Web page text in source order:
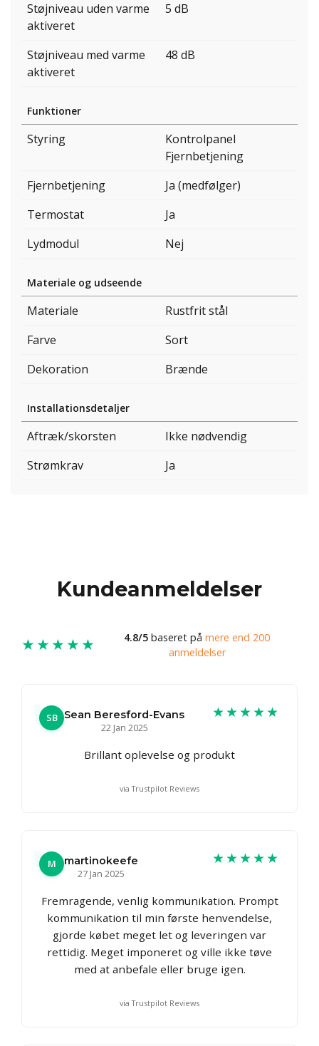
Støjniveau uden varme
aktiveret
5 dB
Støjniveau med varme
aktiveret
48 dB
Funktioner
Styring
Kontrolpanel
Fjernbetjening
Fjernbetjening
Ja (medfølger)
Termostat
Ja
Lydmodul
Nej
Materiale og udseende
Materiale
Rustfrit stål
Farve
Sort
Dekoration
Brænde
Installationsdetaljer
Aftræk/skorsten
Ikke nødvendig
Strømkrav
Ja
Kundeanmeldelser
★★★★★ 4.8/5 baseret på mere end 200
anmeldelser
SB Sean Beresford-Evans
22 Jan 2025
★★★★★
Brillant oplevelse og produkt
via Trustpilot Reviews
M
martinokeefe
27 Jan 2025
★★★★★
Fremragende, venlig kommunikation. Prompt
kommunikation til min første henvendelse,
gjorde købet meget let og leveringen var
rettidig. Meget imponeret og ville ikke tøve
med at anbefale eller bruge igen.
via Trustpilot Reviews